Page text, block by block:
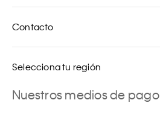
Contacto
Selecciona tu región
Nuestros medios de pago